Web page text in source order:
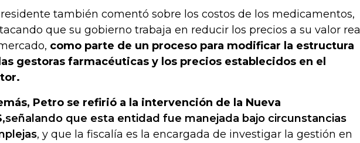
también comentó sobre los costos de los medicamentos,
que su gobierno trabaja en reducir los precios a su valor real
como parte de un proceso para modificar la estructura
gestoras farmacéuticas y los precios establecidos en el
Petro se refirió a la intervención de la Nueva
señalando que esta entidad fue manejada bajo circunstancias
, y que la fiscalía es la encargada de investigar la gestión en